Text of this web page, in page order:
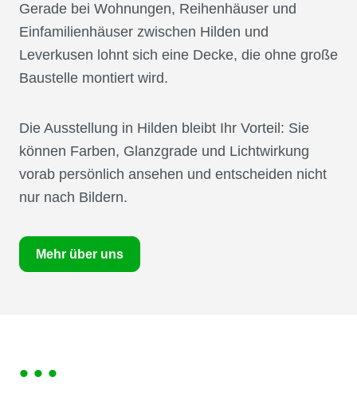
Gerade bei Wohnungen, Reihenhäuser und
Einfamilienhäuser zwischen Hilden und
Leverkusen lohnt sich eine Decke, die ohne große
Baustelle montiert wird.
Die Ausstellung in Hilden bleibt Ihr Vorteil: Sie
können Farben, Glanzgrade und Lichtwirkung
vorab persönlich ansehen und entscheiden nicht
nur nach Bildern.
Mehr über uns
•••